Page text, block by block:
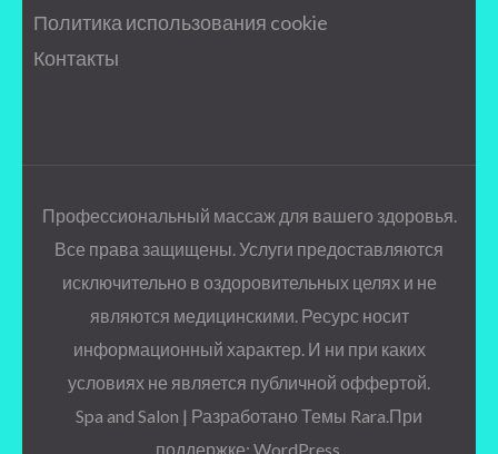
Политика использования cookie
Контакты
Профессиональный массаж для вашего здоровья.
Все права защищены. Услуги предоставляются
исключительно в оздоровительных целях и не
являются медицинскими. Ресурс носит
информационный характер. И ни при каких
условиях не является публичной оффертой.
Spa and Salon | Разработано Темы Rara.При
поддержке: WordPress